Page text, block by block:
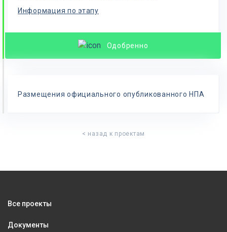
Информация по этапу
Одобренно
Размещения официального опубликованного НПА
< назад к проектам
Все проекты
Документы